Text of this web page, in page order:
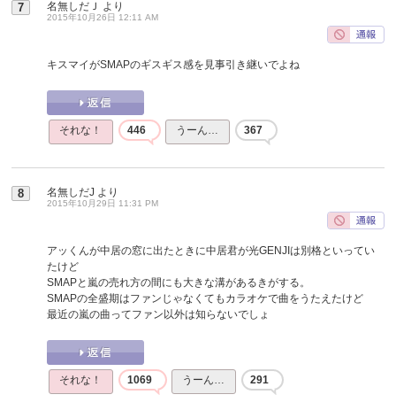
7 名無しだＪ より
2015年10月26日 12:11 AM
キスマイがSMAPのギスギス感を見事引き継いでよね
それな！ 446 うーん… 367
8 名無しだJ より
2015年10月29日 11:31 PM
アッくんが中居の窓に出たときに中居君が光GENJIは別格といってい
たけど
SMAPと嵐の売れ方の間にも大きな溝があるきがする。
SMAPの全盛期はファンじゃなくてもカラオケで曲をうたえたけど
最近の嵐の曲ってファン以外は知らないでしょ
それな！ 1069 うーん… 291